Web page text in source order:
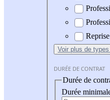
Voir plus de
DURÉE DE CONTRAT
Durée de
Durée